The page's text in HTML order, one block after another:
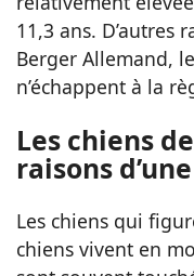
11,3 ans. D’autres
Berger Allemand,
n’échappent à la
Les chiens
raisons
Les chiens qui
chiens vivent en